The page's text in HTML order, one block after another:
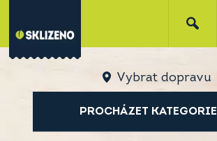
Vybrat dopravu
PROCHÁZET KATEGORIE